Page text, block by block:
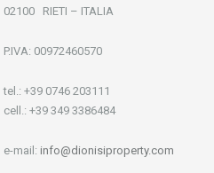
02100 RIETI – ITALIA
P.IVA: 00972460570
tel.: +39 0746 203111
cell.: +39 349 3386484
e-mail: info@dionisiproperty.com